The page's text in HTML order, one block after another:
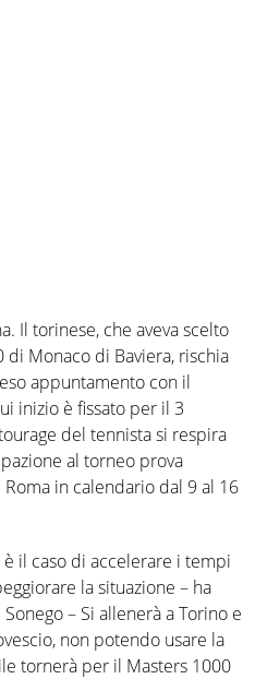
Il torinese, che aveva scelto
di Monaco di Baviera, rischia
appuntamento con il
inizio è fissato per il 3
del tennista si respira
al torneo prova
in calendario dal 9 al 16
il caso di accelerare i tempi
la situazione – ha
– Si allenerà a Torino e
non potendo usare la
tornerà per il Masters 1000